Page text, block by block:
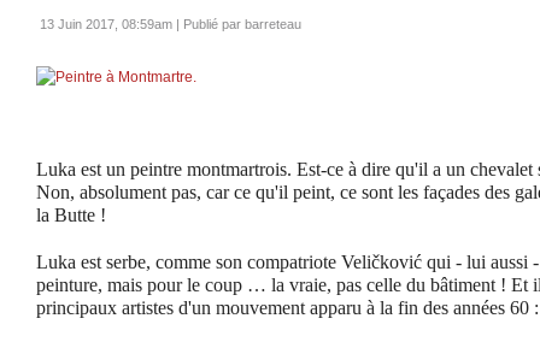
13 Juin 2017, 08:59am | Publié par barreteau
Luka est un peintre montmartrois. Est-ce à dire qu'il a un chevalet
Non, absolument pas, car ce qu'il peint, ce sont les façades des
la Butte !
Luka est serbe, comme son compatriote Veličković qui - lui aussi
peinture, mais pour le coup … la vraie, pas celle du bâtiment ! Et
principaux artistes d'un mouvement apparu à la fin des années 60